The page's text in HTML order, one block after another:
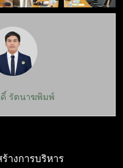
รัตนาฆพิมพ์
างการบริหาร